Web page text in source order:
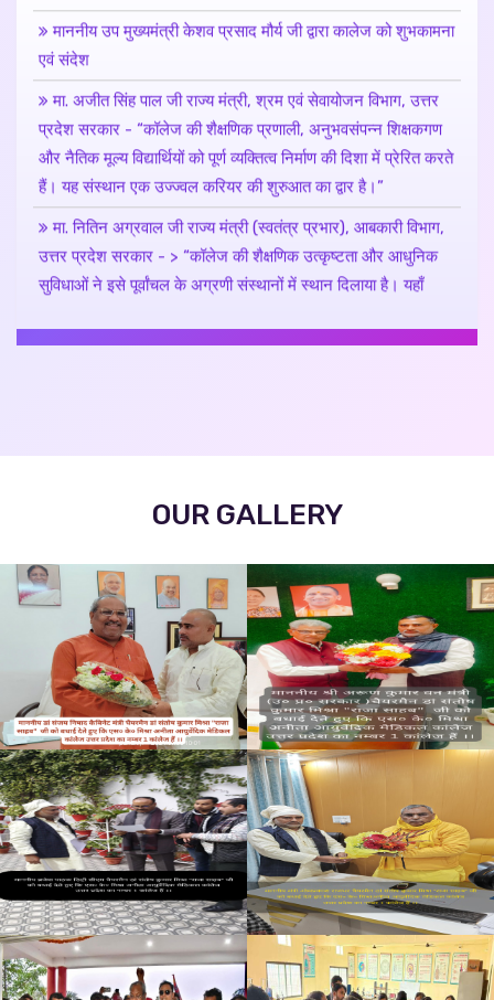
एवं संदेश
मा. अजीत सिंह पाल जी राज्य मंत्री, श्रम एवं सेवायोजन विभाग, उत्तर
प्रदेश सरकार - “कॉलेज की शैक्षणिक प्रणाली, अनुभवसंपन्न शिक्षकगण
और नैतिक मूल्य विद्यार्थियों को पूर्ण व्यक्तित्व निर्माण की दिशा में प्रेरित करते
हैं। यह संस्थान एक उज्ज्वल करियर की शुरुआत का द्वार है।”
मा. नितिन अग्रवाल जी राज्य मंत्री (स्वतंत्र प्रभार), आबकारी विभाग,
उत्तर प्रदेश सरकार - > “कॉलेज की शैक्षणिक उत्कृष्टता और आधुनिक
सुविधाओं ने इसे पूर्वांचल के अग्रणी संस्थानों में स्थान दिलाया है। यहाँ
प्रवेश लेने वाला प्रत्येक विद्यार्थी एक सुनहरे भविष्य की ओर कदम बढ़ाता
है।”
मा. संजय निषाद जी कैबिनेट मंत्री, मत्स्य विभाग, उत्तर प्रदेश सरकार -
मंत्री संजय निषाद ने मेडिकल कॉलेज सहित डॉ संतोष मिश्रा के माता-
OUR GALLERY